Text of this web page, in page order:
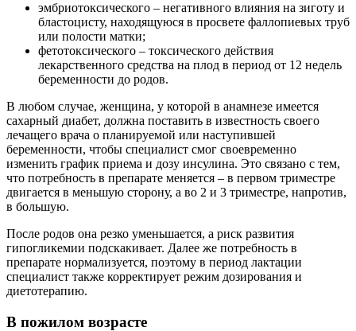
эмбриотоксического – негативного влияния на зиготу и
бластоцисту, находящуюся в просвете фаллопиевых труб
или полости матки;
фетотоксического – токсического действия
лекарственного средства на плод в период от 12 недель
беременности до родов.
В любом случае, женщина, у которой в анамнезе имеется
сахарный диабет, должна поставить в известность своего
лечащего врача о планируемой или наступившей
беременности, чтобы специалист смог своевременно
изменить график приема и дозу инсулина. Это связано с тем,
что потребность в препарате меняется – в первом триместре
двигается в меньшую сторону, а во 2 и 3 триместре, напротив,
в большую.
После родов она резко уменьшается, а риск развития
гипогликемии подскакивает. Далее же потребность в
препарате нормализуется, поэтому в период лактации
специалист также корректирует режим дозирования и
диетотерапию.
В пожилом возрасте